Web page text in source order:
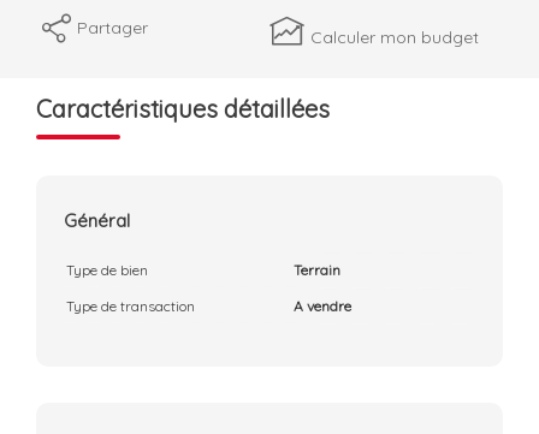
Partager Calculer mon budget
Caractéristiques détaillées
Général
Type de bien
Terrain
Type de transaction
A vendre